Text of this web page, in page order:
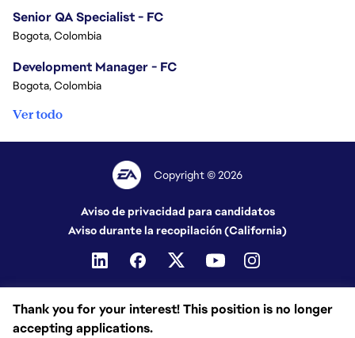
Thank you for your interest! This position is no longer
accepting applications.
Senior QA Specialist - FC
Bogota, Colombia
Development Manager - FC
Bogota, Colombia
Ver todo
Copyright © 2026
Aviso de privacidad para candidatos
Aviso durante la recopilación (California)